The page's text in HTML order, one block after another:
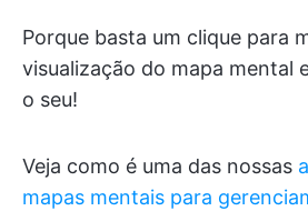
Porque basta um clique para
visualização do mapa mental
o seu!
Veja como é uma das nossas
mapas mentais para